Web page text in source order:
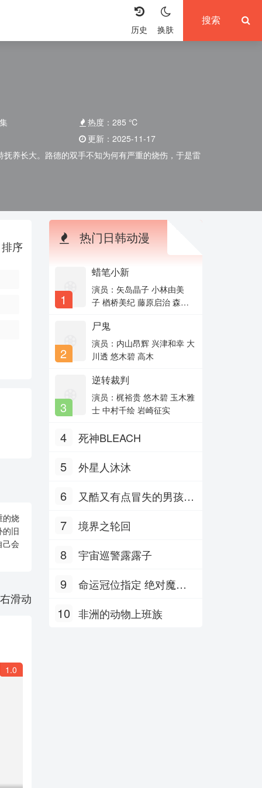
换肤
历史
热度：285 ℃
更新：2025-11-17
养长大。路德的双手不知为何有严重的烧伤，于是雷
排序
的烧
的旧
己会
滑动
1.0
热门日韩动漫
1
蜡笔小新
演员：矢岛晶子 小林由美
子 楢桥美纪 藤原启治 森川
玉绪 一龙斋贞友 佐藤智
惠 高田由美 七绪春日 富泽
美智惠 三石琴乃 纳谷六
2
尸鬼
演员：内山昂辉 兴津和幸 大
川透 悠木碧 高木
3
逆转裁判
演员：梶裕贵 悠木碧 玉木雅
士 中村千绘 岩崎征实
4 死神BLEACH
5 外星人沐沐
6
又酷又有点冒失的男孩子
7 境界之轮回
8 宇宙巡警露露子
9
命运冠位指定 绝对魔兽
10 非洲的动物上班族